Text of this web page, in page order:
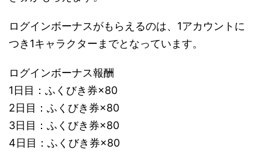
ログインボーナスがもらえるのは、1アカウントに
つき1キャラクターまでとなっています。
ログインボーナス報酬
1日目：ふくびき券×80
2日目：ふくびき券×80
3日目：ふくびき券×80
4日目：ふくびき券×80